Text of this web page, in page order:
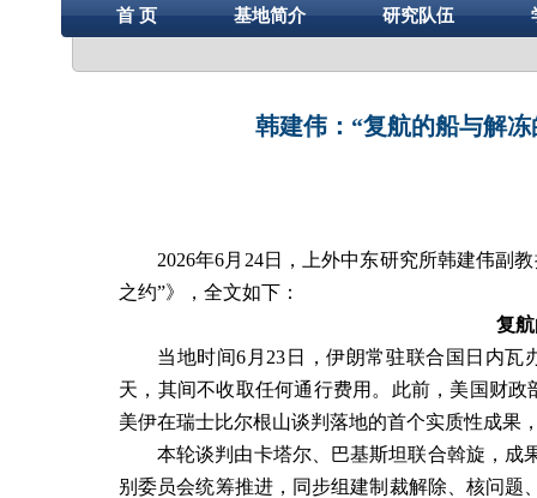
首 页 基地简介 研究队伍
韩建伟：“复航的船与解
2026年6月 24日，上外中东研究所韩建伟副
之约”》，全文如下：
复
当地时间6 月 23 日，伊朗常驻联合国日内瓦
天，其间不收取任何通行费用。此前，美国财
美伊在瑞士比尔根山谈判落地的首个实质性成果
本轮谈判由卡塔尔、巴基斯坦联合斡旋，成
别委员会统筹推进，同步组建制裁解除、核问